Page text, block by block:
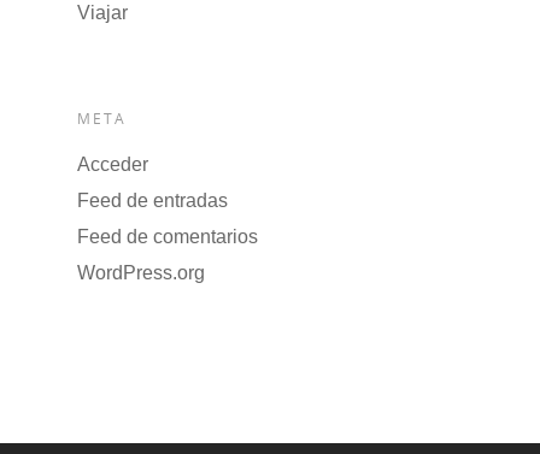
Viajar
META
Acceder
Feed de entradas
Feed de comentarios
WordPress.org